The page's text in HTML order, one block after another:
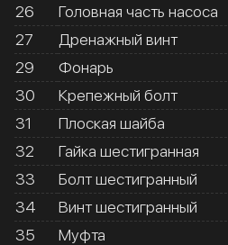
26
Головная часть насоса
27
Дренажный винт
29
Фонарь
30
Крепежный болт
31
Плоская шайба
32
Гайка шестигранная
33
Болт шестигранный
34
Винт шестигранный
35
Муфта